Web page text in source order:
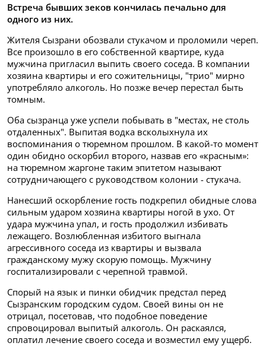
Встреча бывших зеков кончилась печально для
одного из них.
Жителя Сызрани обозвали стукачом и проломили череп.
Все произошло в его собственной квартире, куда
мужчина пригласил выпить своего соседа. В компании
хозяина квартиры и его сожительницы, "трио" мирно
употребляло алкоголь. Но позже вечер перестал быть
томным.
Оба сызранца уже успели побывать в "местах, не столь
отдаленных". Выпитая водка всколыхнула их
воспоминания о тюремном прошлом. В какой-то момент
один обидно оскорбил второго, назвав его «красным»:
на тюремном жаргоне таким эпитетом называют
сотрудничающего с руководством колонии - стукача.
Нанесший оскорбление гость подкрепил обидные слова
сильным ударом хозяина квартиры ногой в ухо. От
удара мужчина упал, и гость продолжил избивать
лежащего. Возлюбленная избитого выгнала
агрессивного соседа из квартиры и вызвала
гражданскому мужу скорую помощь. Мужчину
госпитализировали с черепной травмой.
Спорый на язык и пинки обидчик предстал перед
Сызранским городским судом. Своей вины он не
отрицал, посетовав, что подобное поведение
спровоцировал выпитый алкоголь. Он раскаялся,
оплатил лечение своего соседа и возместил ему ущерб.